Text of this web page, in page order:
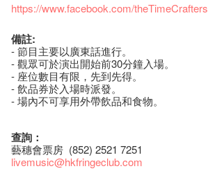
https://www.facebook.com/theTimeCrafters
備註:
- 節目主要以廣東話進行。
- 觀眾可於演出開始前30分鐘入場。
- 座​位​數目​有​限​，先到先得。
- 飲品券於入場時派發。
- 場內不可享用外帶飲品和食物。
查詢：
藝穗會票房 (852) 2521 7251
livemusic@hkfringeclub.com